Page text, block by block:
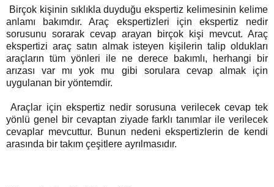
Birçok kişinin sıklıkla duyduğu ekspertiz kelimesinin kelime
anlamı bakımdır. Araç ekspertizleri için ekspertiz nedir
sorusunu sorarak cevap arayan birçok kişi mevcut. Araç
ekspertizi araç satın almak isteyen kişilerin talip oldukları
araçların tüm yönleri ile ne derece bakımlı, herhangi bir
arızası var mı yok mu gibi sorulara cevap almak için
uygulanan bir yöntemdir.
Araçlar için ekspertiz nedir sorusuna verilecek cevap tek
yönlü genel bir cevaptan ziyade farklı tanımlar ile verilecek
cevaplar mevcuttur. Bunun nedeni ekspertizlerin de kendi
arasında bir takım çeşitlere ayrılmasıdır.